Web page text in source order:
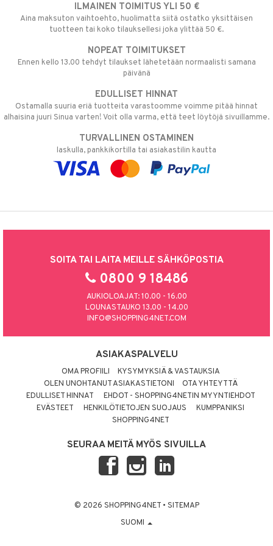
ILMAINEN TOIMITUS YLI 50 €
Aina maksuton vaihtoehto, huolimatta siitä ostatko yksittäisen
tuotteen tai koko tilauksellesi joka ylittää 50 €.
NOPEAT TOIMITUKSET
Ennen kello 13.00 tehdyt tilaukset lähetetään normaalisti samana
päivänä
EDULLISET HINNAT
Ostamalla suuria eriä tuotteita varastoomme voimme pitää hinnat
alhaisina juuri Sinua varten! Voit olla varma, että teet löytöjä sivuillamme.
TURVALLINEN OSTAMINEN
laskulla, pankkikortilla tai asiakastilin kautta
SOITA TAI LAITA MEILLE SÄHKÖPOSTIA
0800 9 18486
AUKIOLOAJAT: 10.00 - 16.00
LOUNASTAUKO 13.00 - 14.00
INFO@SHOPPING4NET.COM
ASIAKASPALVELU
OMA PROFIILI
KYSYMYKSIÄ & VASTAUKSIA
OLEN UNOHTANUT ASIAKASTIETONI
OTA YHTEYTTÄ
EDULLISET HINNAT
EHDOT - SHOPPING4NETIN MYYNTIEHDOT
EVÄSTEET
HENKILÖTIETOJEN SUOJAUS
KUMPPANIKSI
SHOPPING4NET
SEURAA MEITÄ MYÖS SIVUILLA
© 2026 SHOPPING4NET • SITEMAP
SUOMI